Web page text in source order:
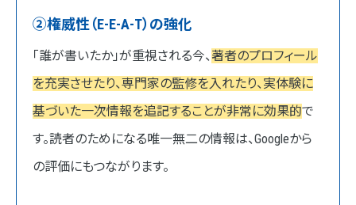
②権威性（E-E-A-T）の強化
「誰が書いたか」が重視される今、著者のプロフィール
を充実させたり、専門家の監修を入れたり、実体験に
基づいた一次情報を追記することが非常に効果的で
す。読者のためになる唯一無二の情報は、Googleから
の評価にもつながります。